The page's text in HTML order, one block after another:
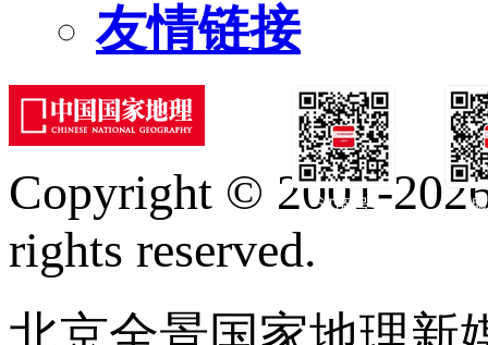
友情链接
订阅号
Copyright © 2001-
rights reserved.